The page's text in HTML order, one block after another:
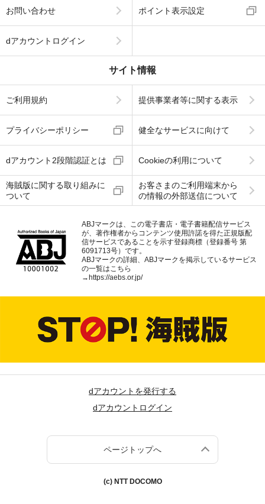
お問い合わせ ポイント表示設定
dアカウントログイン
サイト情報
ご利用規約 提供事業者等に関する表示
プライバシーポリシー 健全なサービスに向けて
dアカウント2段階認証とは Cookieの利用について
海賊版に関する取り組みに
ついて
お客さまのご利用端末から
の情報の外部送信について
ABJマークは、この電子書店・電子書籍配信サービス
が、著作権者からコンテンツ使用許諾を得た正規版配
信サービスであることを示す登録商標（登録番号 第
6091713号）です。
ABJマークの詳細、ABJマークを掲示しているサービス
の一覧はこちら
→https://aebs.or.jp/
dアカウントを発行する
dアカウントログイン
ページトップへ
(c) NTT DOCOMO